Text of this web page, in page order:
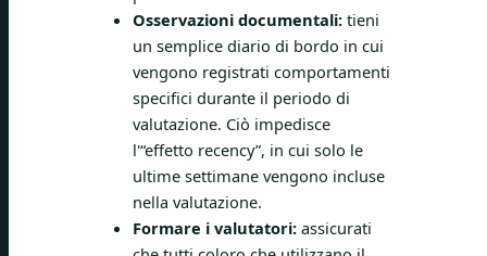
Osservazioni documentali: tieni
un semplice diario di bordo in cui
vengono registrati comportamenti
specifici durante il periodo di
valutazione. Ciò impedisce
l'“effetto recency”, in cui solo le
ultime settimane vengono incluse
nella valutazione.
Formare i valutatori: assicurati